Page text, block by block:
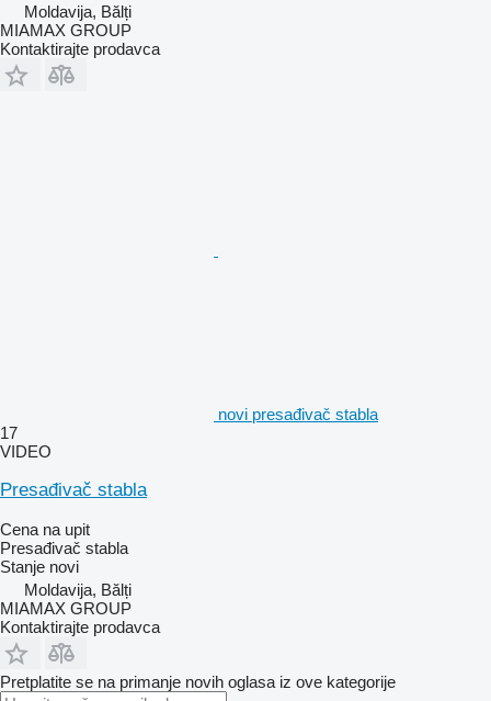
Moldavija, Bălți
MIAMAX GROUP
Kontaktirajte prodavca
novi presađivač stabla
17
VIDEO
Presađivač stabla
Cena na upit
Presađivač stabla
Stanje novi
Moldavija, Bălți
MIAMAX GROUP
Kontaktirajte prodavca
Pretplatite se na primanje novih oglasa iz ove kategorije